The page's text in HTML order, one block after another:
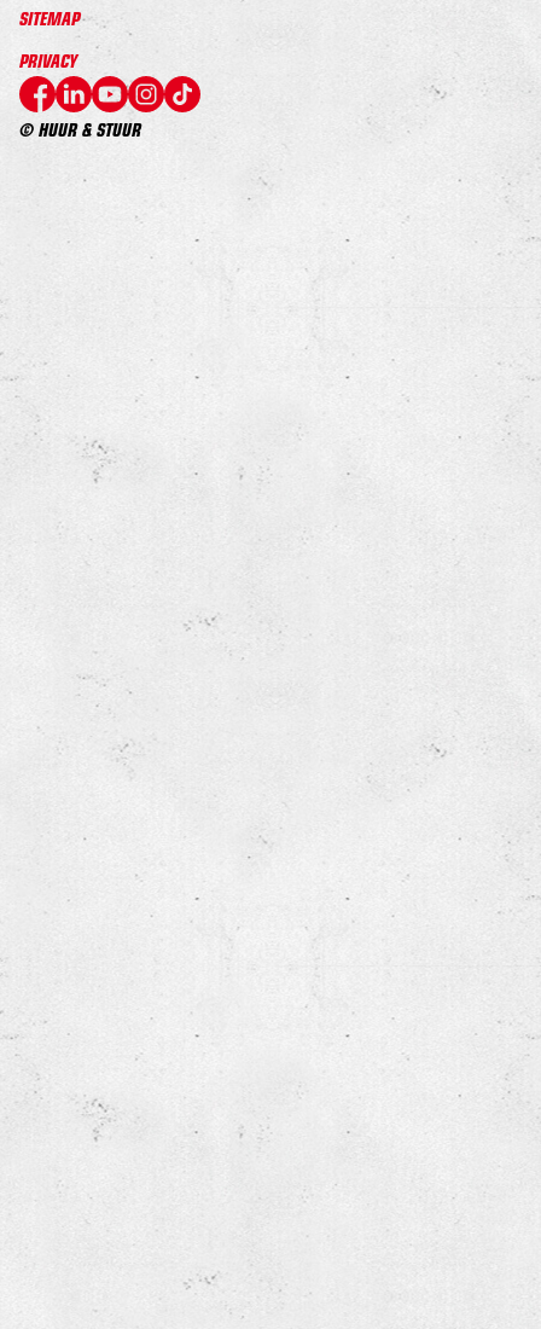
© HUUR & STUUR
SITEMAP
PRIVACY